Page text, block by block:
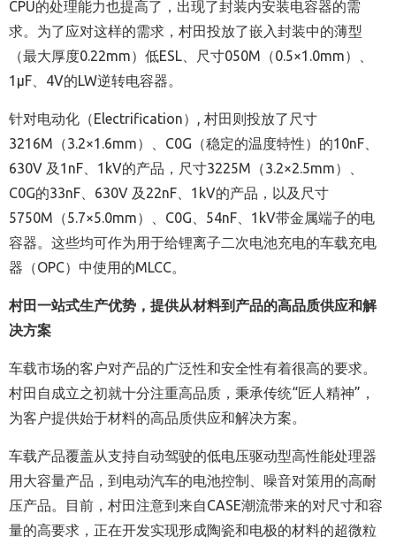
CPU的处理能力也提高了，出现了封装内安装电容器的需
求。为了应对这样的需求，村田投放了嵌入封装中的薄型
（最大厚度0.22mm）低ESL、尺寸050M（0.5×1.0mm）、
1μF、4V的LW逆转电容器。
针对电动化（Electrification）, 村田则投放了尺寸
3216M（3.2×1.6mm）、C0G（稳定的温度特性）的10nF、
630V 及1nF、1kV的产品，尺寸3225M（3.2×2.5mm）、
C0G的33nF、630V 及22nF、1kV的产品，以及尺寸
5750M（5.7×5.0mm）、C0G、54nF、1kV带金属端子的电
容器。这些均可作为用于给锂离子二次电池充电的车载充电
器（OPC）中使用的MLCC。
村田一站式生产优势，提供从材料到产品的高品质供应和解
决方案
车载市场的客户对产品的广泛性和安全性有着很高的要求。
村田自成立之初就十分注重高品质，秉承传统“匠人精神”，
为客户提供始于材料的高品质供应和解决方案。
车载产品覆盖从支持自动驾驶的低电压驱动型高性能处理器
用大容量产品，到电动汽车的电池控制、噪音对策用的高耐
压产品。目前，村田注意到来自CASE潮流带来的对尺寸和容
量的高要求，正在开发实现形成陶瓷和电极的材料的超微粒